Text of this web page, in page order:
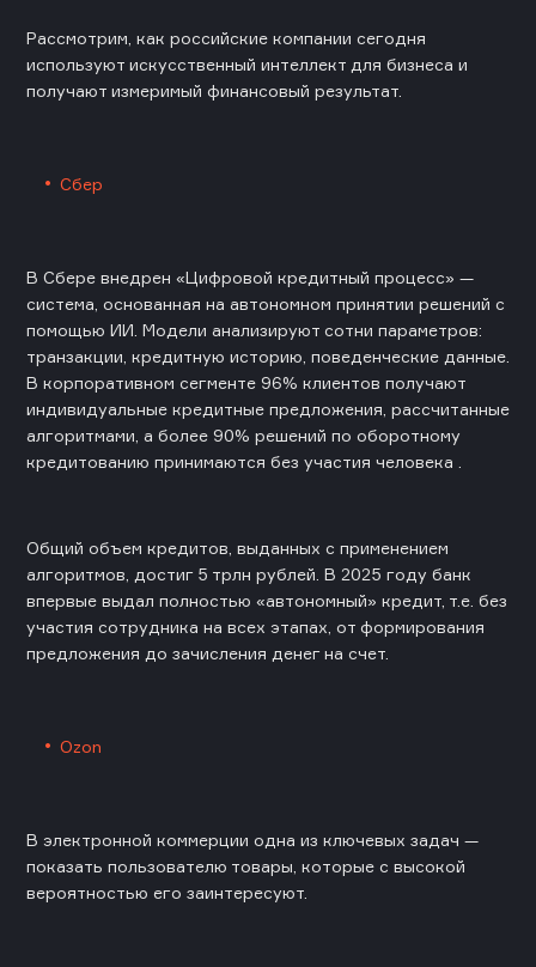
Рассмотрим, как российские компании сегодня
используют искусственный интеллект для бизнеса и
получают измеримый финансовый результат.
Сбер
В Сбере внедрен «Цифровой кредитный процесс» —
система, основанная на автономном принятии решений с
помощью ИИ. Модели анализируют сотни параметров:
транзакции, кредитную историю, поведенческие данные.
В корпоративном сегменте 96% клиентов получают
индивидуальные кредитные предложения, рассчитанные
алгоритмами, а более 90% решений по оборотному
кредитованию принимаются без участия человека .
Общий объем кредитов, выданных с применением
алгоритмов, достиг 5 трлн рублей. В 2025 году банк
впервые выдал полностью «автономный» кредит, т.е. без
участия сотрудника на всех этапах, от формирования
предложения до зачисления денег на счет.
Ozon
В электронной коммерции одна из ключевых задач —
показать пользователю товары, которые с высокой
вероятностью его заинтересуют.